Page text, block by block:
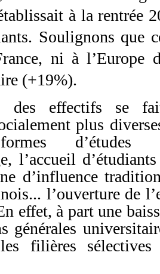
à la rentrée
Soulignons que
ni à l’Europe
(+19%).
des effectifs se
plus
d’études
l’accueil
d’influence
l’ouverture de
effet, à part une
générales
les filières